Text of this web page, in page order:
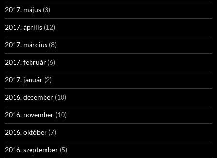
2017. május (3)
2017. április (12)
2017. március (8)
2017. február (6)
2017. január (2)
2016. december (10)
2016. november (10)
2016. október (7)
2016. szeptember (5)